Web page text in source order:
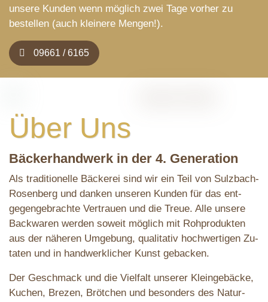
unsere Kunden wenn möglich zwei Tage vorher zu
bestellen (auch kleinere Mengen!).
09661 / 6165
Über Uns
Bäckerhandwerk in der 4. Generation
Als traditionelle Bäckerei sind wir ein Teil von Sulzbach-
Rosenberg und danken unseren Kunden für das ent­
gegen­gebrachte Ver­trauen und die Treue. Alle unsere
Backwaren werden soweit möglich mit Roh­pro­dukten
aus der näheren Um­gebung, qualitativ hoch­wertigen Zu­
taten und in hand­werklicher Kunst gebacken.
Der Geschmack und die Vielfalt unserer Klein­gebäcke,
Kuchen, Brezen, Brötchen und besonders des Natur­